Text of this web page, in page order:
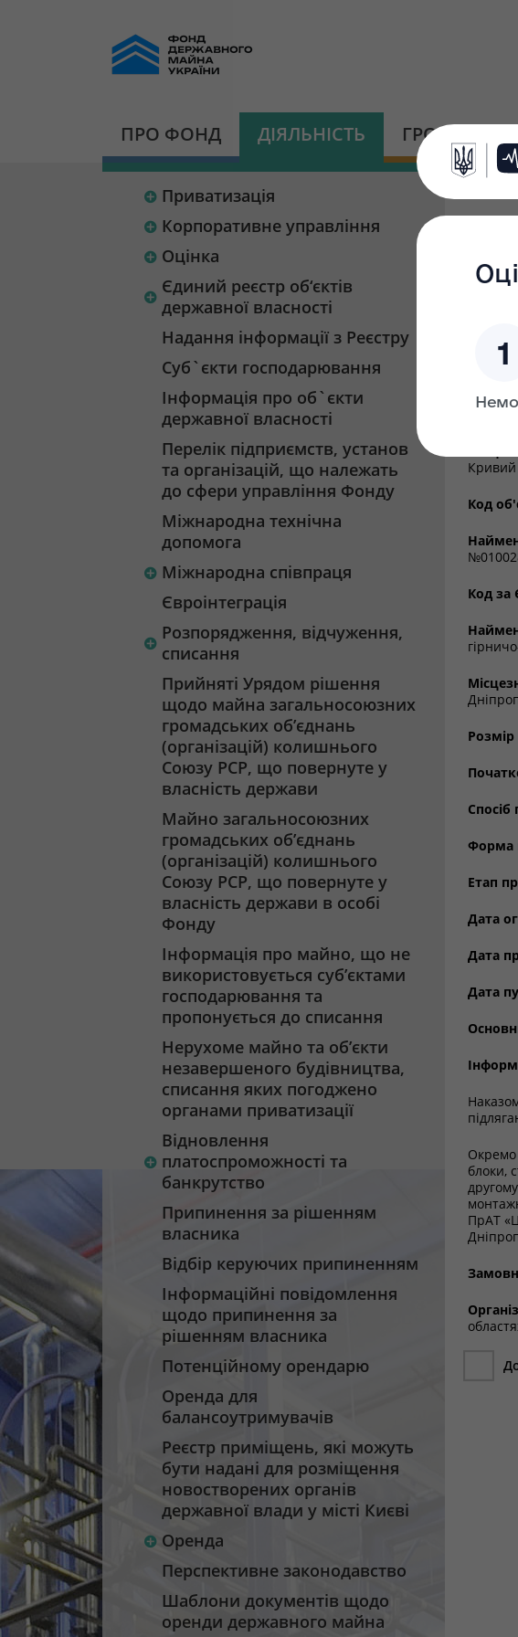
ПРО ФОНД ДІЯЛЬНІСТЬ
Приватизація
Корпоративне управління
Оцінка
Єдиний реєстр об‘єктів
державної власності
Надання інформації з Реєстру
Суб`єкти господарювання
Інформація про об`єкти
державної власності
Перелік підприємств, установ
та організацій, що належать
до сфери управління Фонду
Міжнародна технічна
допомога
Міжнародна співпраця
Євроінтеграція
Розпорядження, відчуження,
списання
Прийняті Урядом рішення
щодо майна загальносоюзних
громадських об’єднань
(організацій) колишнього
Союзу РСР, що повернуте у
власність держави
Майно загальносоюзних
громадських об’єднань
(організацій) колишнього
Союзу РСР, що повернуте у
власність держави в особі
Фонду
Інформація про майно, що не
використовується суб’єктами
господарювання та
пропонується до списання
Нерухоме майно та об’єкти
незавершеного будівництва,
списання яких погоджено
органами приватизації
Відновлення
платоспроможності та
банкрутство
Припинення за рішенням
власника
Відбір керуючих припиненням
Інформаційні повідомлення
щодо припинення за
рішенням власника
Потенційному орендарю
Оренда для
балансоутримувачів
Реєстр приміщень, які можуть
бути надані для розміщення
новостворених органів
державної влади у місті Києві
Оренда
Перспективне законодавство
Шаблони документів щодо
оренди державного майна
Група:
Кривий
Код
Код за
Розмір
Спосіб
Форма
Етап
Дата
Дата
Дата
Окремо
блоки,
ПрАТ